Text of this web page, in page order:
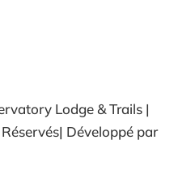
Lodge & Trails |
Développé par